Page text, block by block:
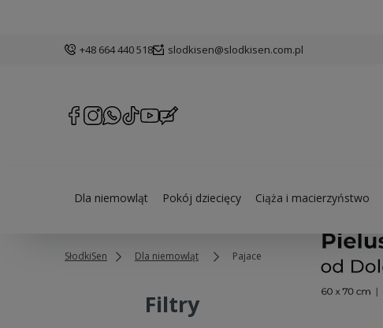
+48 664 440 518 slodkisen@slodkisen.com.pl
Dla niemowląt Pokój dziecięcy Ciąża i macierzyństwo
SłodkiSen Dla niemowląt Pajace
Filtry